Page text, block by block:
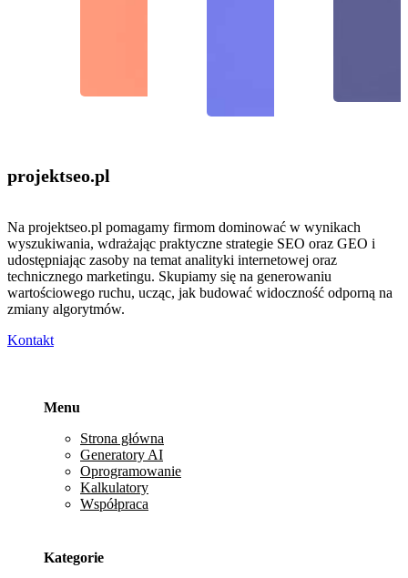
projektseo.pl
Na projektseo.pl pomagamy firmom dominować w wynikach
wyszukiwania, wdrażając praktyczne strategie SEO oraz GEO i
udostępniając zasoby na temat analityki internetowej oraz
technicznego marketingu. Skupiamy się na generowaniu
wartościowego ruchu, ucząc, jak budować widoczność odporną na
zmiany algorytmów.
Kontakt
Menu
Strona główna
Generatory AI
Oprogramowanie
Kalkulatory
Współpraca
Kategorie